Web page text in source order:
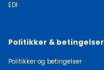
EDI
Politikker & betingelser
Politikker og betingelser